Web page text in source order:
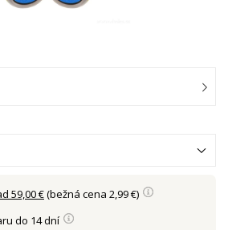
59,00 €(bežná cena 2,99 €)
do 14 dní